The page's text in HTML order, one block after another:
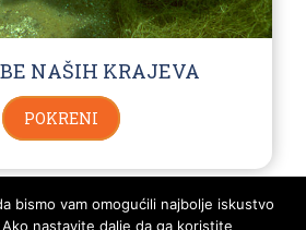
NAŠIH KRAJEVA
POKRENI
bismo vam omogućili najbolje iskustvo
nastavite dalje da ga koristite